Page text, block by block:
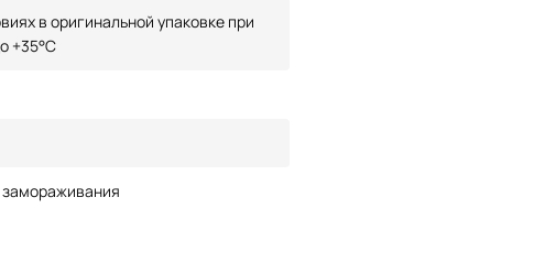
в оригинальной упаковке при
+35°С